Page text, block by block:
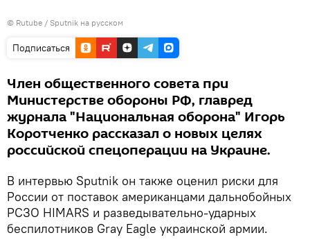
© Rutube / Sputnik на русском
Подписаться
Член общественного совета при
Министерстве обороны РФ, главред
журнала "Национальная оборона" Игорь
Коротченко рассказал о новых целях
российской спецоперации на Украине.
В интервью Sputnik он также оценил риски для
России от поставок американцами дальнобойных
РСЗО HIMARS и разведывательно-ударных
беспилотников Gray Eagle украинской армии.